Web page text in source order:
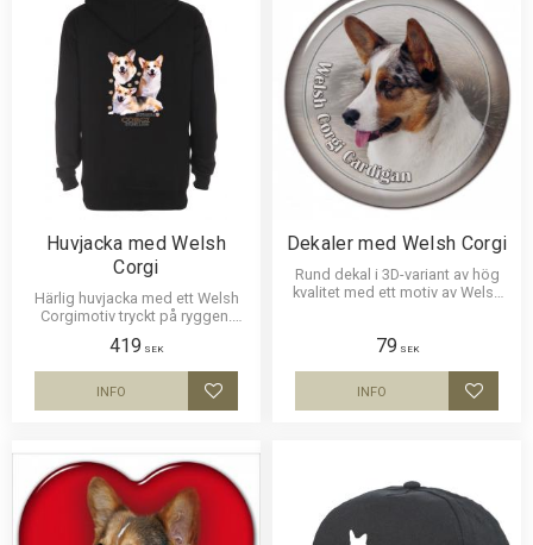
Huvjacka med Welsh
Corgi
Härlig huvjacka med ett Welsh
Corgimotiv tryckt på ryggen.
419 SEK
Lägg till i favoriter
INFO
Dekaler med Welsh Corgi
Rund dekal i 3D-variant av hög
kvalitet med ett motiv av Welsh
79 SEK
Lägg
INFO